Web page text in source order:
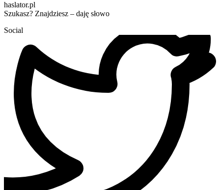
haslator.pl
Szukasz? Znajdziesz – daję słowo
Social